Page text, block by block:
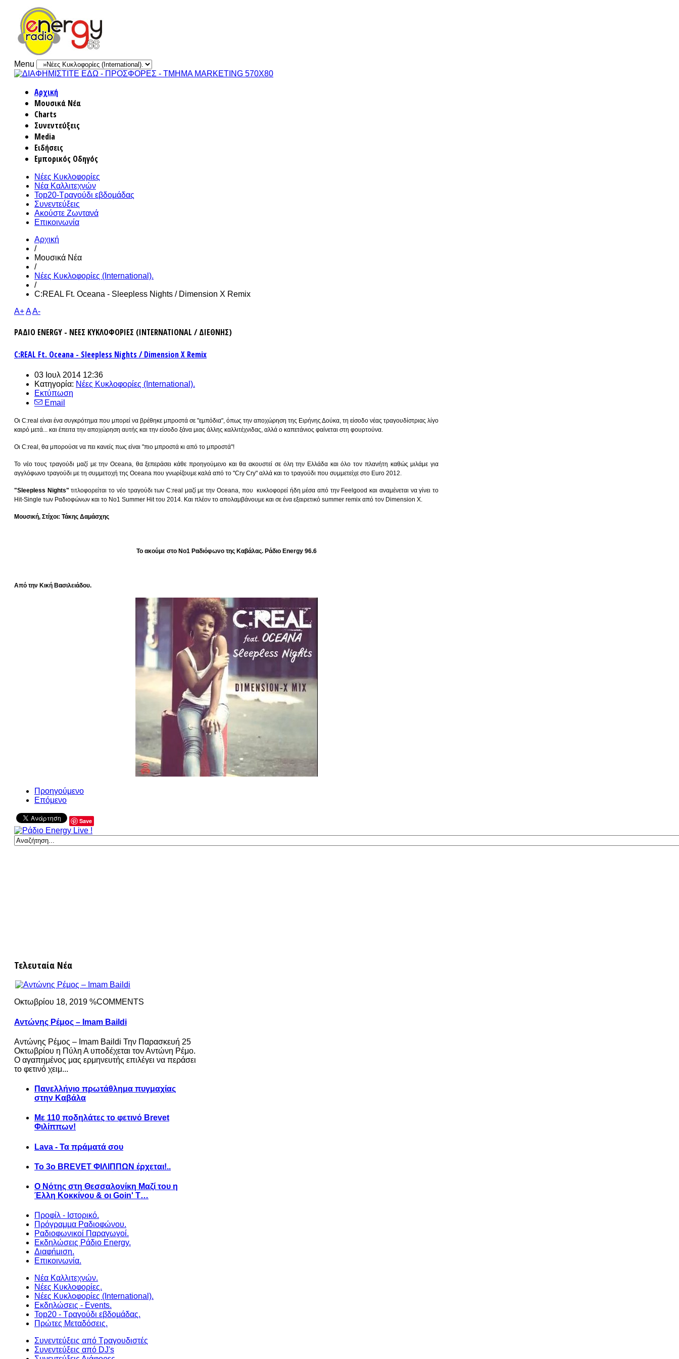
Menu
Αρχική
Μουσικά Νέα
Charts
Συνεντεύξεις
Media
Ειδήσεις
Εμπορικός Οδηγός
Νέες Κυκλοφορίες
Νέα Καλλιτεχνών
Top20-Τραγούδι εβδομάδας
Συνεντεύξεις
Ακούστε Ζωντανά
Επικοινωνία
Αρχική
/
Μουσικά Νέα
/
Νέες Κυκλοφορίες (International).
/
C:REAL Ft. Oceana - Sleepless Nights / Dimension X Remix
A+AA-
ΡΑΔΙΟ ENERGY - ΝΕΕΣ ΚΥΚΛΟΦΟΡΙΕΣ (INTERNATIONAL / ΔΙΕΘΝΗΣ)
C:REAL Ft. Oceana - Sleepless Nights / Dimension X Remix
03 Ιουλ 2014 12:36
Κατηγορία: Νέες Κυκλοφορίες (International).
Εκτύπωση
Email
Οι C:real είναι ένα συγκρότημα που μπορεί να βρέθηκε μπροστά σε "εμπόδια", όπως την αποχώρηση της Ειρήνης Δούκα, τη είσοδο νέας τραγουδίστριας λίγο
καιρό μετά... και έπειτα την αποχώρηση αυτής και την είσοδο ξάνα μιας άλλης καλλιτέχνιδας, αλλά ο καπετάνιος φαίνεται στη φουρτούνα.
Οι C:real, θα μπορούσε να πει κανείς πως είναι "πιο μπροστά κι από το μπροστά"!
To νέο τους τραγούδι μαζί με την Oceana, θα ξεπεράσει κάθε προηγούμενο και θα ακουστεί σε όλη την Ελλάδα και όλο τον πλανήτη καθώς μιλάμε για
αγγλόφωνο τραγούδι με τη συμμετοχή της Oceana που γνωρίζουμε καλά από το "Cry Cry" αλλά και το τραγούδι που συμμετείχε στο Euro 2012.
"Sleepless Nights" τιτλοφορείται το νέο τραγούδι των C:real μαζί με την Oceana, που κυκλοφορεί ήδη μέσα από την Feelgood και αναμένεται να γίνει το
Hit-Single των Ραδιοφώνων και το Νο1 Summer Hit του 2014. Και πλέον το απολαμβάνουμε και σε ένα εξαιρετικό summer remix από τον Dimension X.
Μουσική, Στίχοι: Τάκης Δαμάσχης
Το ακούμε στο Νο1 Ραδιόφωνο της Καβάλας. Ράδιο Εnergy 96.6
Από την Κική Βασιλειάδου.
Προηγούμενο
Επόμενο
Save
Τελευταία Νέα
Οκτωβρίου 18, 2019 %COMMENTS
Αντώνης Ρέμος – Imam Baildi
Αντώνης Ρέμος – Imam Baildi Την Παρασκευή 25
Οκτωβρίου η Πύλη Α υποδέχεται τον Αντώνη Ρέμο.
Ο αγαπημένος μας ερμηνευτής επιλέγει να περάσει
το φετινό χειμ...
Πανελλήνιο πρωτάθλημα πυγμαχίας
στην Καβάλα
Με 110 ποδηλάτες το φετινό Brevet
Φιλίππων!
Lava - Τα πράματά σου
Το 3ο BREVET ΦΙΛΙΠΠΩΝ έρχεται!..
Ο Νότης στη Θεσσαλονίκη Μαζί του η
Έλλη Κοκκίνου & οι Goin' T…
Προφίλ - Ιστορικό.
Πρόγραμμα Ραδιοφώνου.
Ραδιοφωνικοί Παραγωγοί.
Εκδηλώσεις Ράδιο Energy.
Διαφήμιση.
Επικοινωνία.
Νέα Καλλιτεχνών.
Νέες Κυκλοφορίες.
Νέες Κυκλοφορίες (International).
Εκδηλώσεις - Events.
Top20 - Τραγούδι εβδομάδας.
Πρώτες Μεταδόσεις.
Συνεντεύξεις από Τραγουδιστές
Συνεντεύξεις από DJ's